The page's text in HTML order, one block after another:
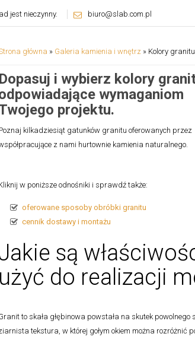
jest nieczynny. biuro@slab.com.pl
główna » Galeria kamienia i wnętrz » Kolory granitu
Dopasuj i wybierz kolory
wymaganiom
projektu.
kilkadziesiąt gatunków granitu oferowanych przez
z nami hurtownie kamienia naturalnego.
w poniższe odnośniki i sprawdź także:
oferowane sposoby obróbki granitu
cennik dostawy i montażu
są
użyć do realizacji
to skała głębinowa powstała na skutek
tekstura, w której gołym okiem można rozróżnić